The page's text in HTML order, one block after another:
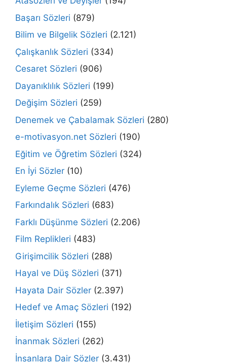
Başarı Sözleri (879)
Bilim ve Bilgelik Sözleri (2.121)
Çalışkanlık Sözleri (334)
Cesaret Sözleri (906)
Dayanıklılık Sözleri (199)
Değişim Sözleri (259)
Denemek ve Çabalamak Sözleri (280)
e-motivasyon.net Sözleri (190)
Eğitim ve Öğretim Sözleri (324)
En İyi Sözler (10)
Eyleme Geçme Sözleri (476)
Farkındalık Sözleri (683)
Farklı Düşünme Sözleri (2.206)
Film Replikleri (483)
Girişimcilik Sözleri (288)
Hayal ve Düş Sözleri (371)
Hayata Dair Sözler (2.397)
Hedef ve Amaç Sözleri (192)
İletişim Sözleri (155)
İnanmak Sözleri (262)
İnsanlara Dair Sözler (3.431)